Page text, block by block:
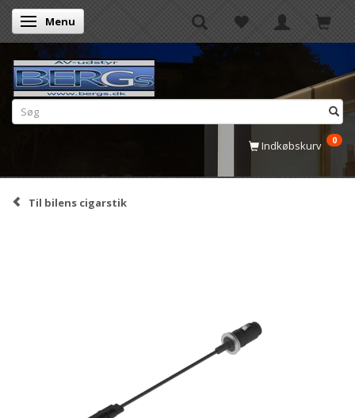
Skifte navigation
Menu
Indkøbskurv 0
Til bilens cigarstik